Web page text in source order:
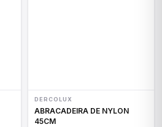
DERCOLUX
ABRACADEIRA DE NYLON
45CM